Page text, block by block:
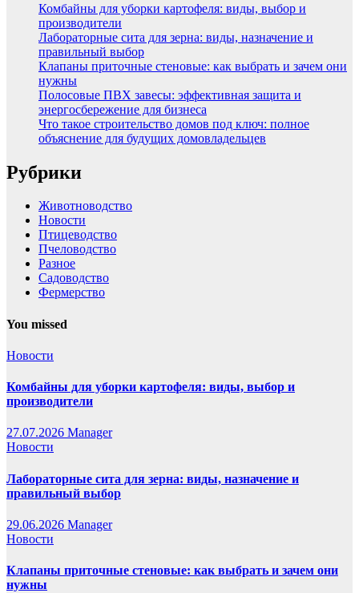
Комбайны для уборки картофеля: виды, выбор и
производители
Лабораторные сита для зерна: виды, назначение и
правильный выбор
Клапаны приточные стеновые: как выбрать и зачем они
нужны
Полосовые ПВХ завесы: эффективная защита и
энергосбережение для бизнеса
Что такое строительство домов под ключ: полное
объяснение для будущих домовладельцев
Рубрики
Животноводство
Новости
Птицеводство
Пчеловодство
Разное
Садоводство
Фермерство
You missed
Новости
Комбайны для уборки картофеля: виды, выбор и
производители
27.07.2026 Manager
Новости
Лабораторные сита для зерна: виды, назначение и
правильный выбор
29.06.2026 Manager
Новости
Клапаны приточные стеновые: как выбрать и зачем они
нужны